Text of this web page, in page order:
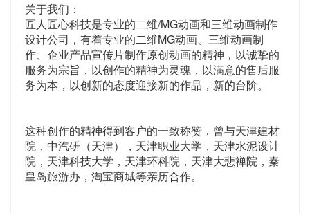
关于我们：
匠人匠心科技是专业的二维/MG动画和三维动画制作
设计公司，有着专业的二维MG动画、三维动画制
作、企业产品宣传片制作原创动画的精神，以诚挚的
服务为宗旨，以创作的精神为灵魂，以满意的售后服
务为本，以创新的态度迎接新的作品，新的台阶。
这种创作的精神得到客户的一致称赞，曾与天津建材
院，中汽研（天津），天津职业大学，天津水泥设计
院，天津科技大学，天津环科院，天津大悲禅院，秦
皇岛旅游办，淘宝商城等亲历合作。